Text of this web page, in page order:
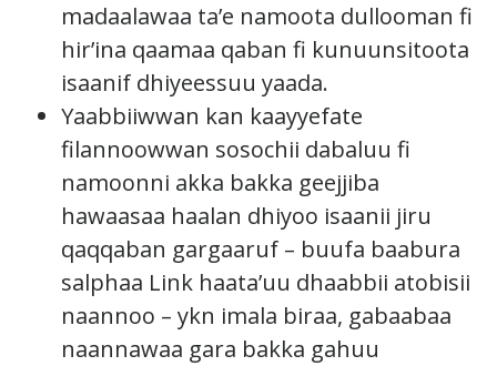
madaalawaa ta’e namoota dullooman fi
hir’ina qaamaa qaban fi kunuunsitoota
isaanif dhiyeessuu yaada.
Yaabbiiwwan kan kaayyefate
filannoowwan sosochii dabaluu fi
namoonni akka bakka geejjiba
hawaasaa haalan dhiyoo isaanii jiru
qaqqaban gargaaruf – buufa baabura
salphaa Link haata’uu dhaabbii atobisii
naannoo – ykn imala biraa, gabaabaa
naannawaa gara bakka gahuu